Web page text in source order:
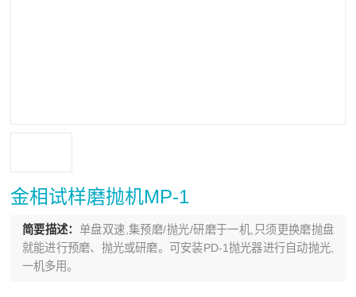
金相试样磨抛机MP-1
简要描述： 单盘双速,集预磨/抛光/研磨于一机,只须更换磨抛盘
就能进行预磨、抛光或研磨。可安装PD-1抛光器进行自动抛光,
一机多用。